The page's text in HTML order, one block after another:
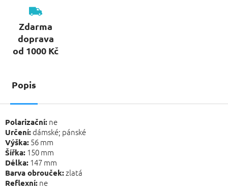
Zdarma
doprava
od 1000 Kč
Popis
Polarizační: ne
Určení:dámské; pánské
Výška: 56 mm
Šířka: 150 mm
Délka: 147 mm
Barva obrouček:zlatá
Reflexní: ne